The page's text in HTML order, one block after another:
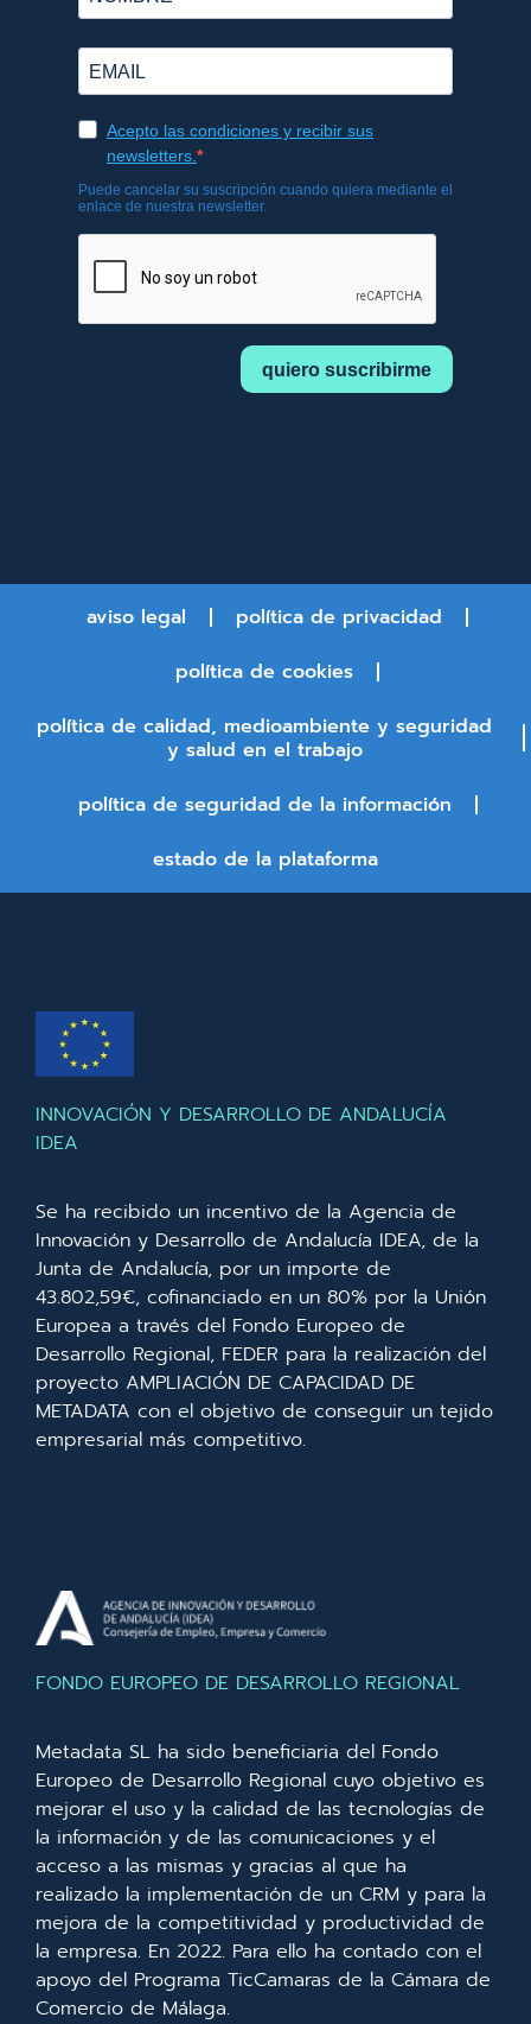
aviso legal
política de privacidad
política de cookies
política de calidad, medioambiente y seguridad
y salud en el trabajo
política de seguridad de la información
estado de la plataforma
INNOVACIÓN Y DESARROLLO DE ANDALUCÍA
IDEA
Se ha recibido un incentivo de la Agencia de
Innovación y Desarrollo de Andalucía IDEA, de la
Junta de Andalucía, por un importe de
43.802,59€, cofinanciado en un 80% por la Unión
Europea a través del Fondo Europeo de
Desarrollo Regional, FEDER para la realización del
proyecto AMPLIACIÓN DE CAPACIDAD DE
METADATA con el objetivo de conseguir un tejido
empresarial más competitivo.
FONDO EUROPEO DE DESARROLLO REGIONAL
Metadata SL ha sido beneficiaria del Fondo
Europeo de Desarrollo Regional cuyo objetivo es
mejorar el uso y la calidad de las tecnologías de
la información y de las comunicaciones y el
acceso a las mismas y gracias al que ha
realizado la implementación de un CRM y para la
mejora de la competitividad y productividad de
la empresa. En 2022. Para ello ha contado con el
apoyo del Programa TicCamaras de la Cámara de
Comercio de Málaga.